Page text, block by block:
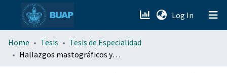
Log In (current)
menu.section.about_menu
Home Tesis
Tesis de Especialidad
Hallazgos mastográficos y ecográficos en pacientes con cáncer de mama triple negativo en la UMAE HEP CMN general de división Manuel Ávila Camacho en el 2022